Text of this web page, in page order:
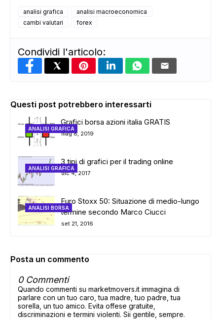
analisi grafica
analisi macroeconomica
cambi valutari
forex
Condividi l'articolo:
Questi post potrebbero interessarti
ANALISI GRAFICA
Grafici borsa azioni italia GRATIS
mag 8, 2019
ANALISI GRAFICA
3 tipi di grafici per il trading online
dic 4, 2017
ANALISI BORSA
Euro Stoxx 50: Situazione di medio-lungo
termine secondo Marco Ciucci
set 21, 2016
Posta un commento
0 Commenti
Quando commenti su marketmovers.it immagina di
parlare con un tuo caro, tua madre, tuo padre, tua
sorella, un tuo amico. Evita offese gratuite,
discriminazioni e termini violenti. Sii gentile, sempre.